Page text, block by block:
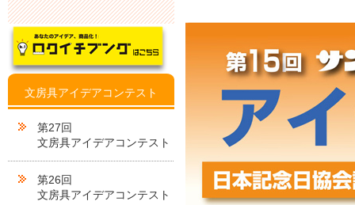
文房具アイデアコンテスト
第27回
文房具アイデアコンテスト
第26回
文房具アイデアコンテスト